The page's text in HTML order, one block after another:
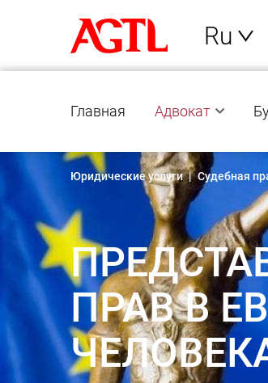
Ru
Главная Адвокат
Юридические услуги | Судебная
ПРАВ В